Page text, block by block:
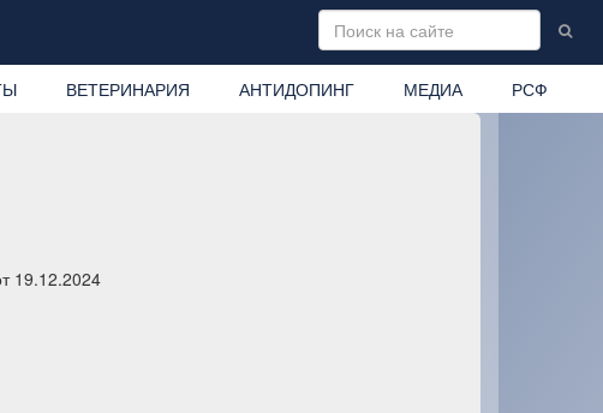
ВЕТЕРИНАРИЯ АНТИДОПИНГ МЕДИА РСФ
19.12.2024